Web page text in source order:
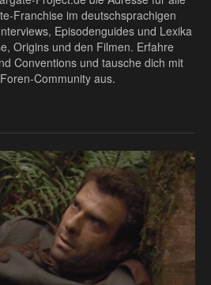
Franchise im deutschsprachigen
Episodenguides und Lexika
Origins und den Filmen. Erfahre
Conventions und tausche dich mit
Community aus.